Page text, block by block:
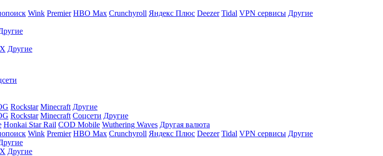
Wink Premier HBO Max Crunchyroll Яндекс Плюс Deezer Tidal VPN сервисы Другие
Другие
Rockstar Minecraft Другие
Rockstar Minecraft Соцсети Другие
Honkai Star Rail COD Mobile Wuthering Waves Другая валюта
Wink Premier HBO Max Crunchyroll Яндекс Плюс Deezer Tidal VPN сервисы Другие
Другие